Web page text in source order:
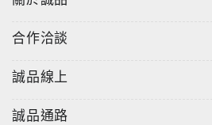
合作洽談
誠品線上
誠品通路